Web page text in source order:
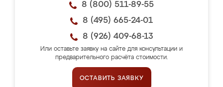
8 (800) 511-89-55
8 (495) 665-24-01
8 (926) 409-68-13
Или оставьте заявку на сайте для консультации и
предварительного расчёта стоимости.
ОСТАВИТЬ ЗАЯВКУ